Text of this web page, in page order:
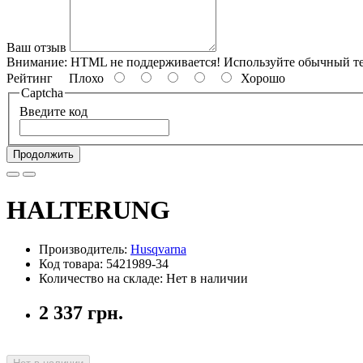
Ваш отзыв
Внимание: HTML не поддерживается! Используйте обычный
Рейтинг Плохо
Хорошо
Captcha
Введите код
Продолжить
HALTERUNG
Производитель: Husqvarna
Код товара: 5421989-34
Количество на складе: Нет в наличии
2 337 грн.